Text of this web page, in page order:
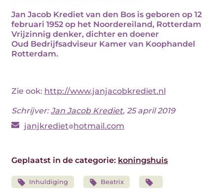
Jan Jacob Krediet van den Bos is geboren op 12
februari 1952 op het Noordereiland, Rotterdam
Vrijzinnig denker, dichter en doener
Oud Bedrijfsadviseur Kamer van Koophandel
Rotterdam.
Zie ook: http://www.janjacobkrediet.nl
Schrijver:Jan Jacob Krediet, 25 april 2019
janjkrediet hotmail.com
Geplaatst in de categorie: koningshuis
Inhuldiging Beatrix